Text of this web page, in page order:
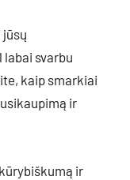
svarbu
kaip smarkiai
ir
ir